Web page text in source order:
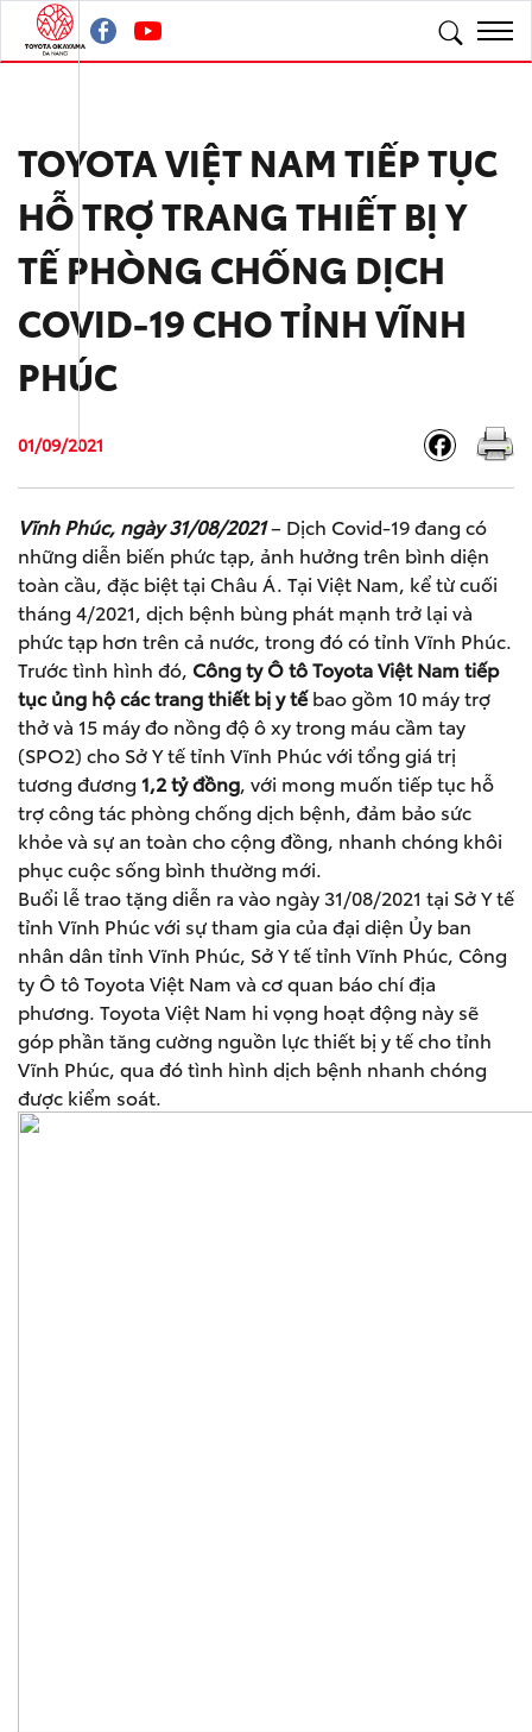
TOYOTA VIỆT NAM TIẾP TỤC
HỖ TRỢ TRANG THIẾT BỊ Y
TẾ PHÒNG CHỐNG DỊCH
COVID-19 CHO TỈNH VĨNH
PHÚC
01/09/2021
Vĩnh Phúc, ngày 31/08/2021– Dịch Covid-19 đang có
những diễn biến phức tạp, ảnh hưởng trên bình diện
toàn cầu, đặc biệt tại Châu Á. Tại Việt Nam, kể từ cuối
tháng 4/2021, dịch bệnh bùng phát mạnh trở lại và
phức tạp hơn trên cả nước, trong đó có tỉnh Vĩnh Phúc.
Trước tình hình đó, Công ty Ô tô ToyotaViệt Nam tiếp
tục ủng hộ các trang thiết bị y tếbao gồm 10 máy trợ
thở và 15 máy đo nồng độ ô xy trong máu cầm tay
(SPO2) cho Sở Y tế tỉnh Vĩnh Phúc với tổng giá trị
tương đương 1,2 tỷ đồng, với mong muốn tiếp tục hỗ
trợ công tác phòng chống dịch bệnh, đảm bảo sức
khỏe và sự an toàn cho cộng đồng, nhanh chóng khôi
phục cuộc sống bình thường mới.
Buổi lễ trao tặng diễn ra vào ngày 31/08/2021 tại Sở Y tế
tỉnh Vĩnh Phúc với sự tham gia của đại diện Ủy ban
nhân dân tỉnh Vĩnh Phúc, Sở Y tế tỉnh Vĩnh Phúc, Công
ty Ô tô Toyota Việt Nam và cơ quan báo chí địa
phương. Toyota Việt Nam hi vọng hoạt động này sẽ
góp phần tăng cường nguồn lực thiết bị y tế cho tỉnh
Vĩnh Phúc, qua đó tình hình dịch bệnh nhanh chóng
được kiểm soát.